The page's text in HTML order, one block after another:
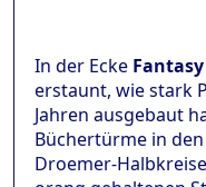
In der Ecke Fantasy
erstaunt, wie stark
Jahren ausgebaut
Büchertürme in
Droemer-